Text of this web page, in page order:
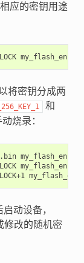
应的密钥用途
将密钥分成两
和
烧录：
动设备，
修改的随机密